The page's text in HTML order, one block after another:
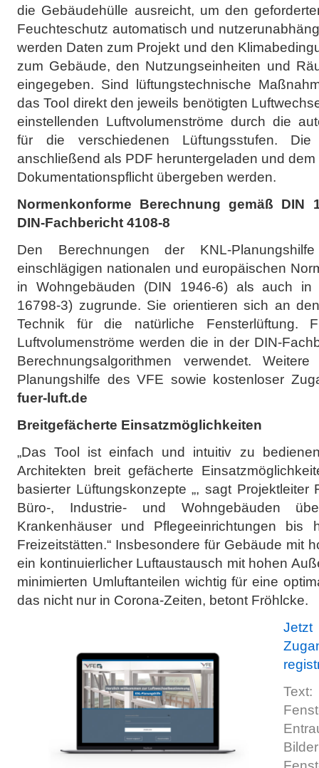
die Gebäudehülle ausreicht, um den
Feuchteschutz automatisch und
werden Daten zum Projekt und den
zum Gebäude, den Nutzungseinheiten und
eingegeben. Sind lüftungstechnische
das Tool direkt den jeweils benötigten
einstellenden Luftvolumenströme durch die
für die verschiedenen Lüftungsstufen. Die
anschließend als PDF heruntergeladen und
Dokumentationspflicht übergeben werden.
Normenkonforme Berechnung gemäß DIN
DIN-Fachbericht 4108-8
Den Berechnungen der KNL-
einschlägigen nationalen und europäischen
in Wohngebäuden (DIN 1946-6) als auch in
16798-3) zugrunde. Sie orientieren sich an
Technik für die natürliche Fensterlüftung.
Luftvolumenströme werden die in der DIN-
Berechnungsalgorithmen verwendet.
Planungshilfe des VFE sowie kostenloser
fuer-luft.de
Breitgefächerte Einsatzmöglichkeiten
„Das Tool ist einfach und intuitiv zu
Architekten breit gefächerte
basierter Lüftungskonzepte „, sagt Projektleiter
Büro-, Industrie- und Wohngebäuden
Krankenhäuser und Pflegeeinrichtungen
Freizeitstätten.“ Insbesondere für Gebäude mit
ein kontinuierlicher Luftaustausch mit hohen
minimierten Umluftanteilen wichtig für eine
das nicht nur in Corona-Zeiten, betont Fröhlcke.